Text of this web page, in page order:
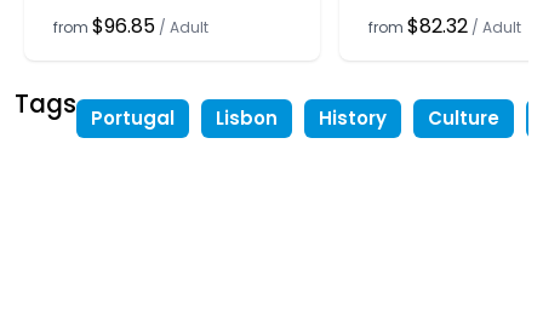
from $96.85 / Adult from $82.32 / Adult
Tags Portugal Lisbon History Culture